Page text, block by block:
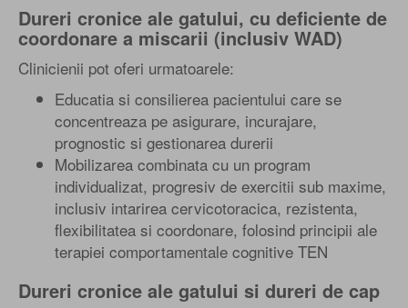
Dureri cronice ale gatului, cu deficiente de
coordonare a miscarii (inclusiv WAD)
Clinicienii pot oferi urmatoarele:
Educatia si consilierea pacientului care se
concentreaza pe asigurare, incurajare,
prognostic si gestionarea durerii
Mobilizarea combinata cu un program
individualizat, progresiv de exercitii sub maxime,
inclusiv intarirea cervicotoracica, rezistenta,
flexibilitatea si coordonare, folosind principii ale
terapiei comportamentale cognitive TEN
Dureri cronice ale gatului si dureri de cap